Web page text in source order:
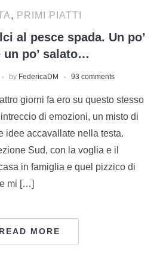
, PRIMI PIATTI
al pesce spada. Un po’
un po’ salato…
by FedericaDM 93 comments
giorni fa ero su questo stesso
di emozioni, un misto di
idee accavallate nella testa.
Sud, con la voglia e il
in famiglia e quel pizzico di
mi […]
READ MORE